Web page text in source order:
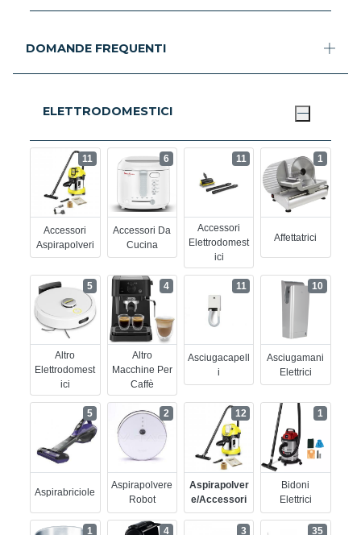
DOMANDE FREQUENTI
ELETTRODOMESTICI
Accessori
Aspirapolveri
11
Accessori Da
Cucina
6
Accessori
Elettrodomest
Ici
11
Affettatrici
1
Altro
Elettrodomest
Ici
5
Altro
Macchine Per
Caffè
4
Asciugacapell
I
11
Asciugamani
Elettrici
10
Aspirabriciole
5
Aspirapolvere
Robot
2
Aspirapolver
E/accessori
12
Bidoni
Elettrici
1
1 4 3 35